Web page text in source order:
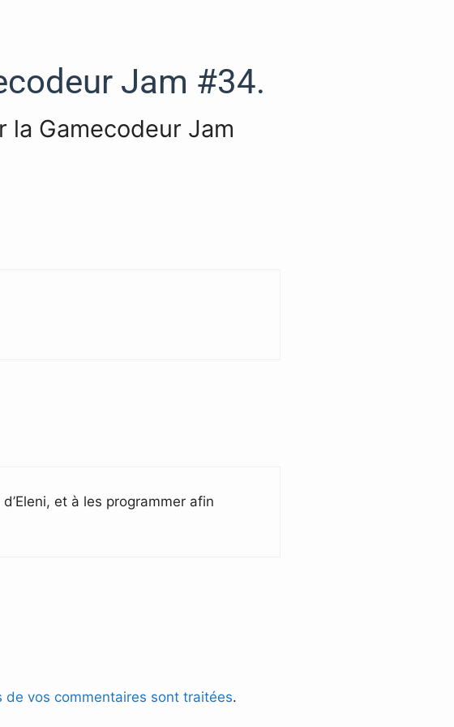
Jam #34.
la Gamecodeur Jam
et à les programmer afin
vos commentaires sont traitées.